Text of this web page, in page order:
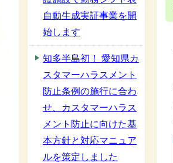
自動生成実証事業を開
始します
知多半島初！ 愛知県カ
スタマーハラスメント
防止条例の施行に合わ
せ、カスタマーハラス
メント防止に向けた基
本方針と対応マニュア
ルを策定しました